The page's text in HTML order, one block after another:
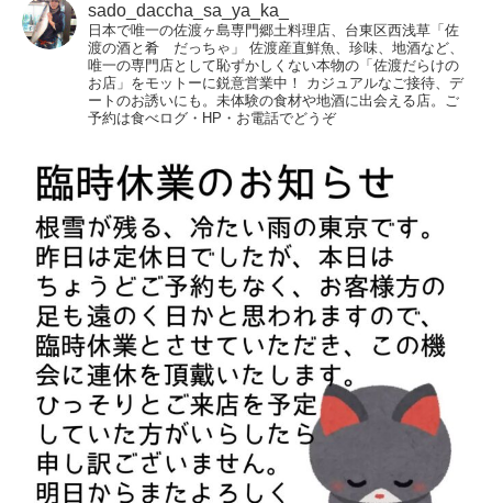
sado_daccha_sa_ya_ka_
日本で唯一の佐渡ヶ島専門郷土料理店、台東区西浅草「佐
渡の酒と肴 だっちゃ」
佐渡産直鮮魚、珍味、地酒など、
唯一の専門店として恥ずかしくない本物の「佐渡だらけの
お店」をモットーに鋭意営業中！
カジュアルなご接待、デ
ートのお誘いにも。未体験の食材や地酒に出会える店。ご
予約は食べログ・HP・お電話でどうぞ